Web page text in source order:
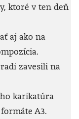
ktoré v ten deň
aj ako na
zavesili na
karikatúra
A3.